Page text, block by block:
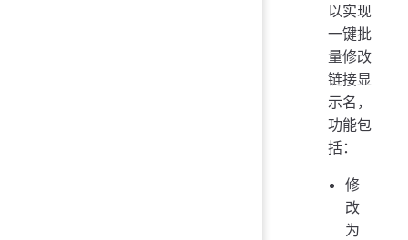
以实现
一键批
量修改
链接显
示名，
功能包
括：
修
改
为